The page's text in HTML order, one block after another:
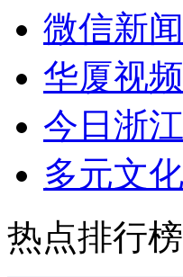
微信新闻
华厦视频
今日浙江
多元文
热点排行榜